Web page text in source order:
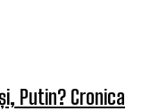
Putin? Cronica